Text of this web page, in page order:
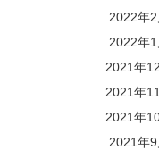
2022年2
2022年1
2021年
2021年
2021年
2021年9